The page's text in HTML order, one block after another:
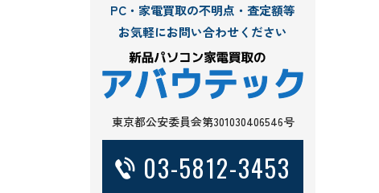
PC・家電買取の不明点・査定額等
お気軽にお問い合わせください
東京都公安委員会第301030406546号
03-5812-3453